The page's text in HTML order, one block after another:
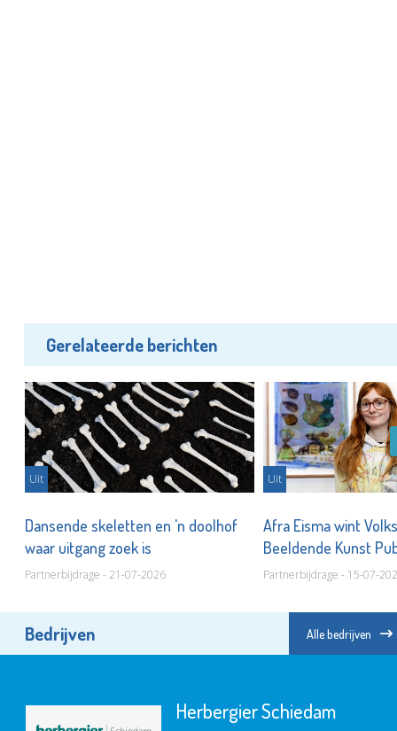
Gerelateerde berichten
Uit
Dansende skeletten en 'n doolhof
waar uitgang zoek is
Partnerbijdrage - 21-07-2026
Uit
Afra Eisma wint
Beeldende Kunst
Partnerbijdrage - 15-07-
Bedrijven Alle bedrijven